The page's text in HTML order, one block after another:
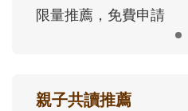
限量推薦，免費申請
親子共讀推薦